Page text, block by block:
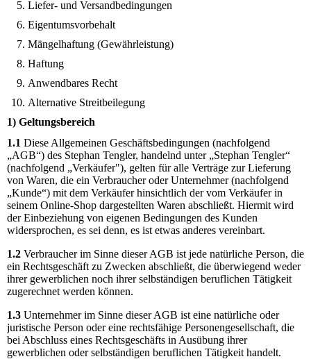
Liefer- und Versandbedingungen
Eigentumsvorbehalt
Mängelhaftung (Gewährleistung)
Haftung
Anwendbares Recht
Alternative Streitbeilegung
1) Geltungsbereich
1.1 Diese Allgemeinen Geschäftsbedingungen (nachfolgend
„AGB“) des Stephan Tengler, handelnd unter „Stephan Tengler“
(nachfolgend „Verkäufer"), gelten für alle Verträge zur Lieferung
von Waren, die ein Verbraucher oder Unternehmer (nachfolgend
„Kunde“) mit dem Verkäufer hinsichtlich der vom Verkäufer in
seinem Online-Shop dargestellten Waren abschließt. Hiermit wird
der Einbeziehung von eigenen Bedingungen des Kunden
widersprochen, es sei denn, es ist etwas anderes vereinbart.
1.2 Verbraucher im Sinne dieser AGB ist jede natürliche Person, die
ein Rechtsgeschäft zu Zwecken abschließt, die überwiegend weder
ihrer gewerblichen noch ihrer selbständigen beruflichen Tätigkeit
zugerechnet werden können.
1.3 Unternehmer im Sinne dieser AGB ist eine natürliche oder
juristische Person oder eine rechtsfähige Personengesellschaft, die
bei Abschluss eines Rechtsgeschäfts in Ausübung ihrer
gewerblichen oder selbständigen beruflichen Tätigkeit handelt.